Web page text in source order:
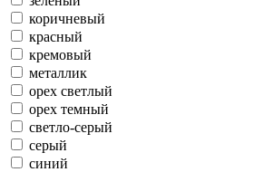
коричневый
красный
кремовый
металлик
орех светлый
орех темный
светло-серый
серый
синий